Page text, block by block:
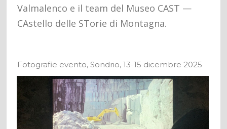
Valmalenco e il team del Museo CAST —
CAstello delle STorie di Montagna.
Fotografie evento, Sondrio, 13-15 dicembre 2025